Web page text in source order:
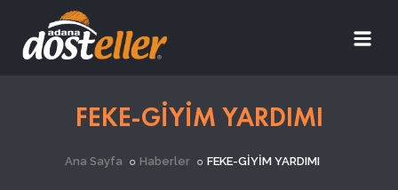
FEKE-GİYİM YARDIMI
Ana Sayfa Haberler FEKE-GİYİM YARDIMI